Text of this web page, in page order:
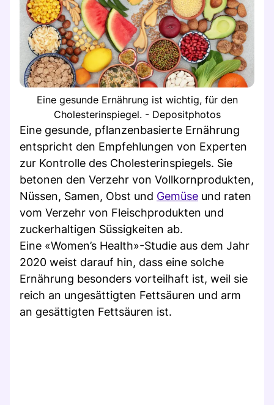
Eine gesunde Ernährung ist wichtig, für den
Cholesterinspiegel. - Depositphotos
Eine gesunde, pflanzenbasierte Ernährung
entspricht den Empfehlungen von Experten
zur Kontrolle des Cholesterinspiegels. Sie
betonen den Verzehr von Vollkornprodukten,
Nüssen, Samen, Obst und Gemüse und raten
vom Verzehr von Fleischprodukten und
zuckerhaltigen Süssigkeiten ab.
Eine «Women’s Health»-Studie aus dem Jahr
2020 weist darauf hin, dass eine solche
Ernährung besonders vorteilhaft ist, weil sie
reich an ungesättigten Fettsäuren und arm
an gesättigten Fettsäuren ist.